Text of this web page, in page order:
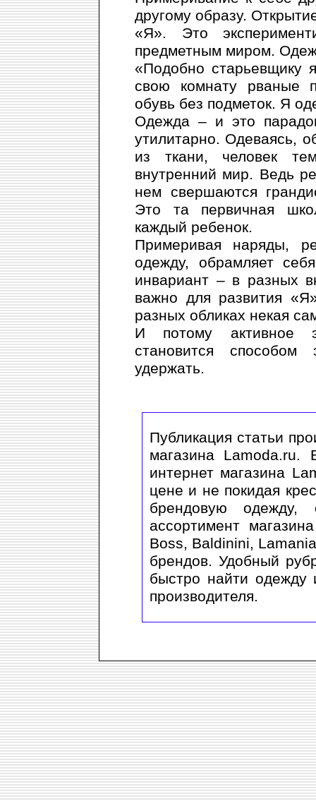
другому образу.
«Я». Это
предметным миром.
«Подобно старьевщику
свою комнату рваные
обувь без подметок. Я
Одежда – и это
утилитарно. Одеваясь,
из ткани, человек
внутренний мир. Ведь
нем свершаются
Это та первичная
каждый ребенок.
Примеривая наряды,
одежду, обрамляет
инвариант – в разных
важно для развития
разных обликах некая
И потому активное
становится способом
удержать.
Публикация статьи
магазина Lamoda.ru.
интернет магазина
цене и не покидая
брендовую одежду,
ассортимент
Boss, Baldinini,
брендов. Удобный
быстро найти одежду
производителя.